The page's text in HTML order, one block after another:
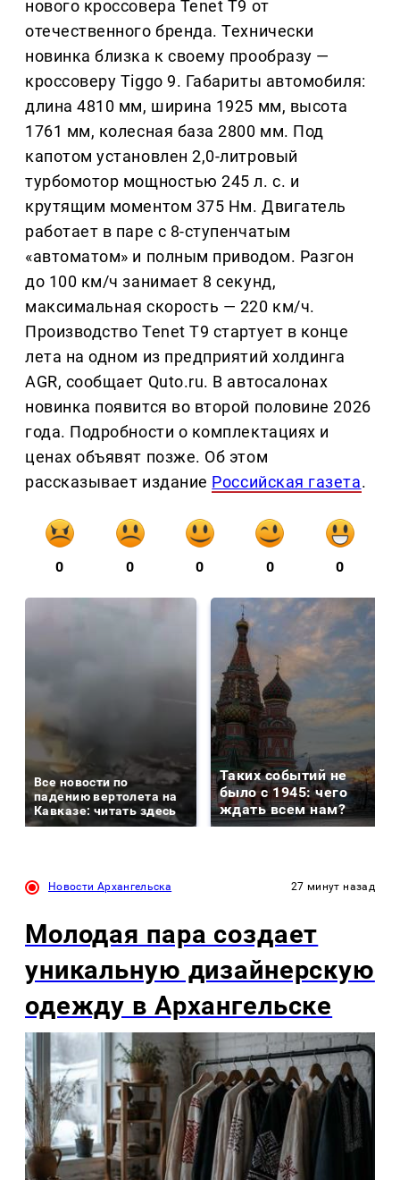
нового кроссовера Tenet T9 от
отечественного бренда. Технически
новинка близка к своему прообразу —
кроссоверу Tiggo 9. Габариты автомобиля:
длина 4810 мм, ширина 1925 мм, высота
1761 мм, колесная база 2800 мм. Под
капотом установлен 2,0-литровый
турбомотор мощностью 245 л. с. и
крутящим моментом 375 Нм. Двигатель
работает в паре с 8-ступенчатым
«автоматом» и полным приводом. Разгон
до 100 км/ч занимает 8 секунд,
максимальная скорость — 220 км/ч.
Производство Tenet T9 стартует в конце
лета на одном из предприятий холдинга
AGR, сообщает Quto.ru. В автосалонах
новинка появится во второй половине 2026
года. Подробности о комплектациях и
ценах объявят позже. Об этом
рассказывает издание Российская газета.
0 0 0 0 0
Все новости по
падению вертолета на
Кавказе: читать здесь
Таких событий не
было с 1945: чего
ждать всем нам?
Новости Архангельска 27 минут назад
Молодая пара создает
уникальную дизайнерскую
одежду в Архангельске